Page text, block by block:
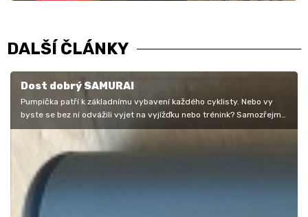
DALŠÍ ČLÁNKY
Dost dobrý SAMURAI
Pumpička patří k základnímu vybavení každého cyklisty. Nebo vy
byste se bez ní odvážili vyjet na vyjížďku nebo trénink? Samozřejmě
že ne.…